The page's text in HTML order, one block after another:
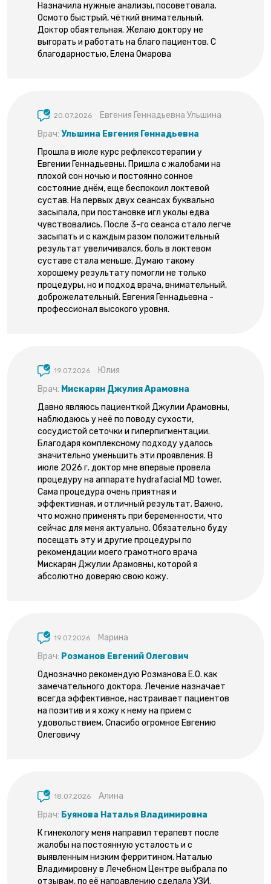
Назначила нужные анализы, посоветовала.
Осмото быстрый, чёткий внимательный.
Доктор обаятельная. Желаю доктору не
выгорать и работать на благо пациентов. С
благодарностью, Елена Омарова
20.07.2026
Евгения Геннадьевна Ульшина
Врач: Ульшина Евгения Геннадьевна
Прошла в июле курс рефлексотерапии у
Евгении Геннадьевны. Пришла с жалобами на
плохой сон ночью и постоянно сонное
состояние днём, еще беспокоил локтевой
сустав. На первых двух сеансах буквально
засыпала, при постановке игл уколы едва
чувствовались. После 3-го сеанса стало легче
засыпать и с каждым разом положительный
результат увеличивался, боль в локтевом
суставе стала меньше. Думаю такому
хорошему результату помогли не только
процедуры, но и подход врача, внимательный,
доброжелательный. Евгения Геннадьевна -
профессионал высокого уровня.
19.07.2026
Юлия
Врач: Мискарян Джулия Арамовна
Давно являюсь пациенткой Джулии Арамовны,
наблюдаюсь у неё по поводу сухости,
сосудистой сеточки и гиперпигментации.
Благодаря комплексному подходу удалось
значительно уменьшить эти проявления. В
июле 2026 г. доктор мне впервые провела
процедуру на аппарате hydrafacial MD tower.
Сама процедура очень приятная и
эффективная, и отличный результат. Важно,
что можно применять при беременности, что
сейчас для меня актуально. Обязательно буду
посещать эту и другие процедуры по
рекомендации моего грамотного врача
Мискарян Джулии Арамовны, которой я
абсолютно доверяю свою кожу.
19.07.2026
Марина
Врач: Розманов Евгений Олегович
Однозначно рекомендую Розманова Е.О. как
замечательного доктора. Лечение назначает
всегда эффективное, настраивает пациентов
на позитив и я хожу к нему на прием с
удовольствием. Спасибо огромное Евгению
Олеговичу
18.07.2026
Алина
Врач: Буянова Наталья Владимировна
К гинекологу меня направил терапевт после
жалобы на постоянную усталость и с
выявленным низким ферритином. Наталью
Владимировну в Лечебном Центре выбрала по
отзывам, по её направлению сделала УЗИ.